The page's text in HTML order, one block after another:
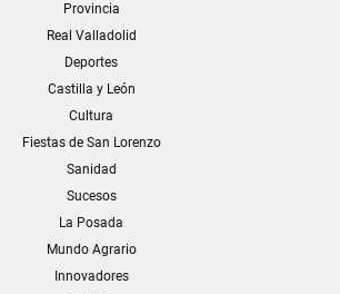
Provincia
Real Valladolid
Deportes
Castilla y León
Cultura
Fiestas de San Lorenzo
Sanidad
Sucesos
La Posada
Mundo Agrario
Innovadores